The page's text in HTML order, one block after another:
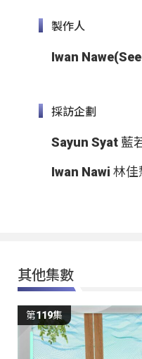
製作人
Iwan
採訪企劃
Sayun Syat 藍
Iwan Nawi 林
其他集數
第119集